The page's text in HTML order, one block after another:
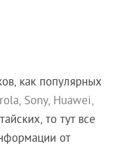
как популярных
Sony, Huawei,
то тут все
от